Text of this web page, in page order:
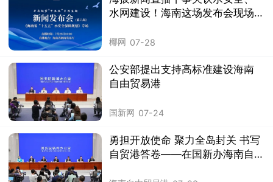
水网建设！海南这场发布会现场
椰网 07-28
公安部提出支持高标准建设海南
自由贸易港
国新网 07-24
勇担开放使命 聚力全岛封关 书写
自贸港答卷——在国新办海南自